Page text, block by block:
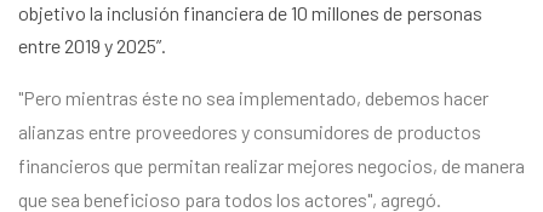
objetivo la inclusión financiera de 10 millones de personas
entre 2019 y 2025”.
"Pero mientras éste no sea implementado, debemos hacer
alianzas entre proveedores y consumidores de productos
financieros que permitan realizar mejores negocios, de manera
que sea beneficioso para todos los actores", agregó.